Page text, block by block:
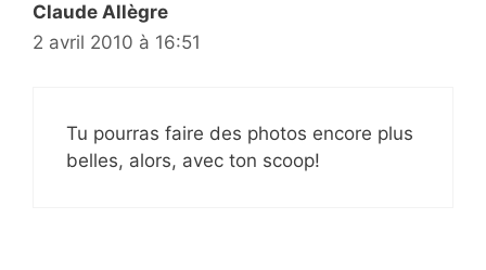
Claude Allègre
2 avril 2010 à 16:51
Tu pourras faire des photos encore plus
belles, alors, avec ton scoop!